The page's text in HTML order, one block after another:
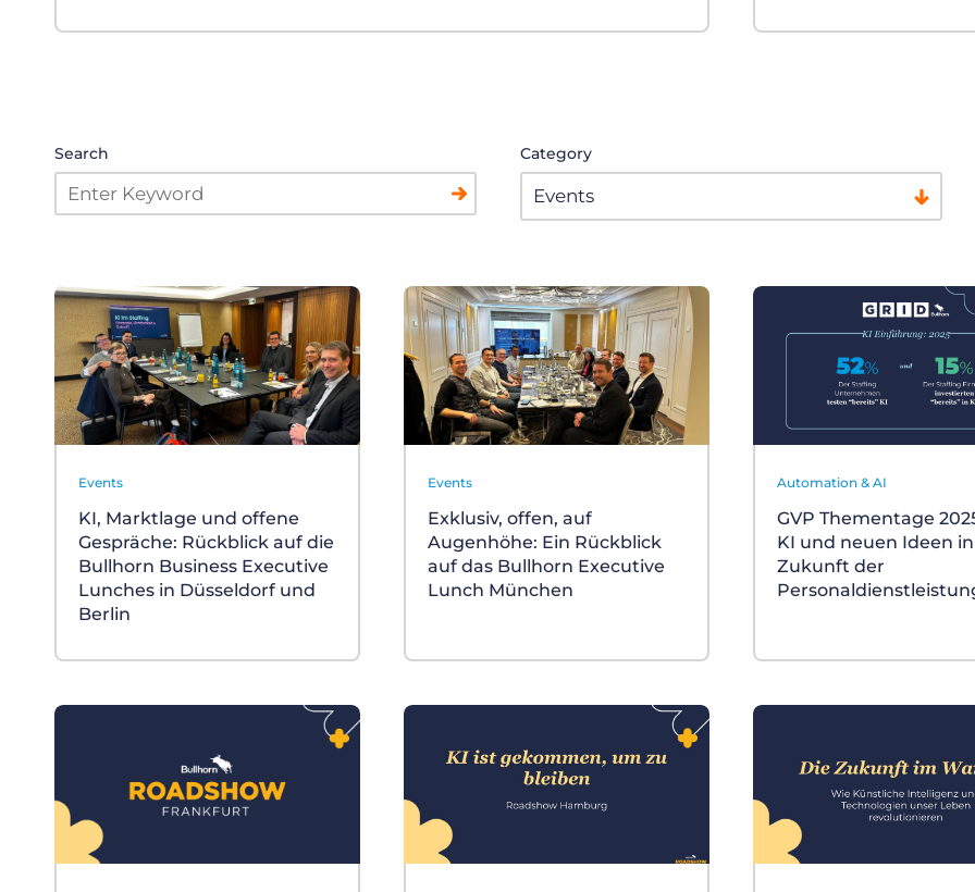
Search Category
Events
KI, Marktlage und offene
Gespräche: Rückblick auf die
Bullhorn Business Executive
Lunches in Düsseldorf und
Berlin
Events
Exklusiv, offen, auf
Augenhöhe: Ein Rückblick
auf das Bullhorn Executive
Lunch München
Automation & AI
GVP Thementage
KI und neuen Ideen
Zukunft der